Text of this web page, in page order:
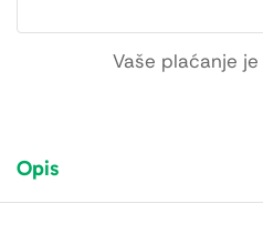
Vaše plaćanje je
Opis